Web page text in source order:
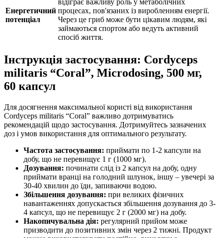
Енергетичний
потенціал
відіграє важливу роль у метаболічних
процесах, пов'язаних із виробленням енергії.
Через це гриб може бути цікавим людям, які
займаються спортом або ведуть активний
спосіб життя.
Інструкція застосування: Cordyceps
militaris “Coral”, Microdosing, 500 мг,
60 капсул
Для досягнення максимальної користі від використання
Cordyceps militaris “Coral” важливо дотримуватись
рекомендацій щодо застосування. Дотримуйтесь зазначених
доз і умов використання для оптимального результату.
Частота застосування: приймати по 1-2 капсули на
добу, що не перевищує 1 г (1000 мг).
Дозування: починати слід із 2 капсул на добу, одну
приймати вранці на голодний шлунок, іншу – увечері за
30-40 хвилин до їди, запиваючи водою.
Збільшення дозування: при великих фізичних
навантаженнях допускається збільшення дозування до 3-
4 капсул, що не перевищує 2 г (2000 мг) на добу.
Накопичувальна дія: регулярний прийом може
призводити до позитивних змін через 2 тижні. Продукт